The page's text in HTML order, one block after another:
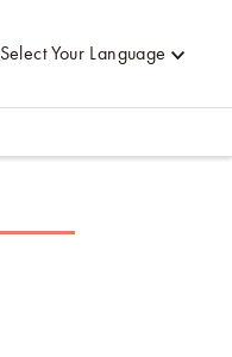
Select Your Language